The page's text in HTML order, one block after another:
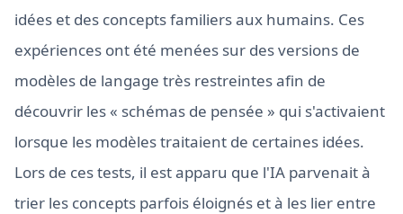
idées et des concepts familiers aux humains. Ces
expériences ont été menées sur des versions de
modèles de langage très restreintes afin de
découvrir les « schémas de pensée » qui s'activaient
lorsque les modèles traitaient de certaines idées.
Lors de ces tests, il est apparu que l'IA parvenait à
trier les concepts parfois éloignés et à les lier entre